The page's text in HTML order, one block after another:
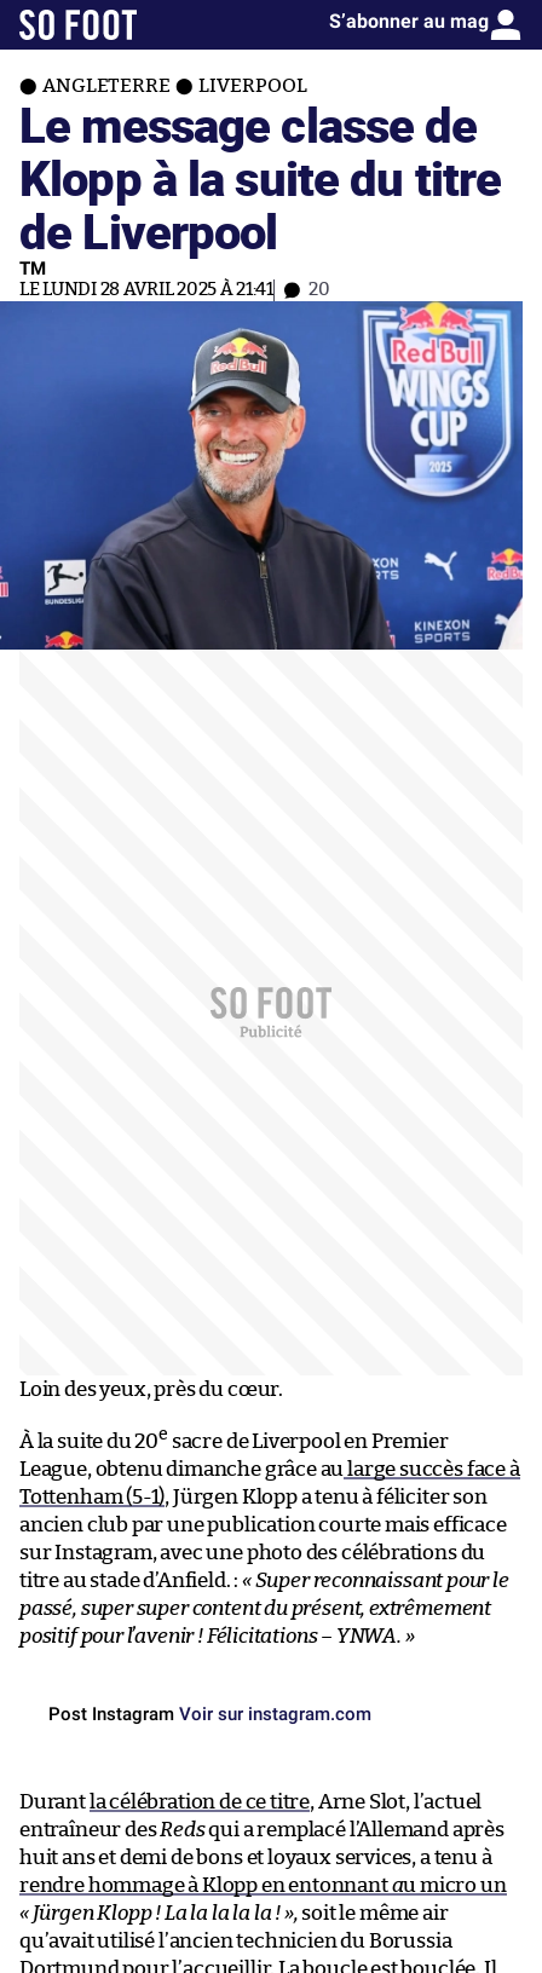
S’abonner au mag
ANGLETERRE LIVERPOOL
Le message classe de
Klopp à la suite du titre
de Liverpool
TM
LE LUNDI 28 AVRIL 2025 À 21:41 20
Loin des yeux, près du cœur.
À la suite du 20e sacre de Liverpool en Premier
League, obtenu dimanche grâce au large succès face à
Tottenham (5-1), Jürgen Klopp a tenu à féliciter son
ancien club par une publication courte mais efficace
sur Instagram, avec une photo des célébrations du
titre au stade d’Anfield. : « Super reconnaissant pour le
passé, super super content du présent, extrêmement
positif pour l’avenir ! Félicitations – YNWA. »
Post Instagram Voir sur instagram.com
Durant la célébration de ce titre, Arne Slot, l’actuel
entraîneur desRedsqui a remplacé l’Allemand après
huit ans et demi de bons et loyaux services, a tenu à
rendre hommage à Klopp en entonnantau micro un
« Jürgen Klopp ! La la la la la ! », soit le même air
qu’avait utilisé l’ancien technicien du Borussia
Dortmund pour l’accueillir. La boucle est bouclée. Il